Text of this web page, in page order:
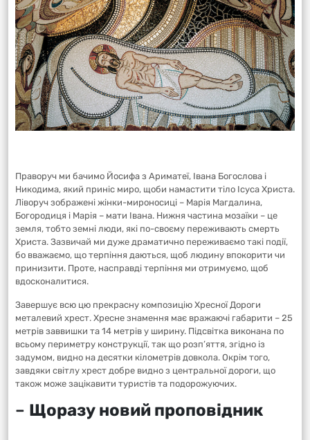
Праворуч ми бачимо Йосифа з Ариматеї, Івана Богослова і
Никодима, який приніс миро, щоби намастити тіло Ісуса Христа.
Ліворуч зображені жінки-мироносиці – Марія Магдалина,
Богородиця і Марія – мати Івана. Нижня частина мозаїки – це
земля, тобто земні люди, які по-своєму переживають смерть
Христа. Зазвичай ми дуже драматично переживаємо такі події,
бо вважаємо, що терпіння даються, щоб людину впокорити чи
принизити. Проте, насправді терпіння ми отримуємо, щоб
вдосконалитися.
Завершує всю цю прекрасну композицію Хресної Дороги
металевий хрест. Хресне знамення має вражаючі габарити – 25
метрів заввишки та 14 метрів у ширину. Підсвітка виконана по
всьому периметру конструкції, так що розп’яття, згідно із
задумом, видно на десятки кілометрів довкола. Окрім того,
завдяки світлу хрест добре видно з центральної дороги, що
також може зацікавити туристів та подорожуючих.
– Щоразу новий проповідник